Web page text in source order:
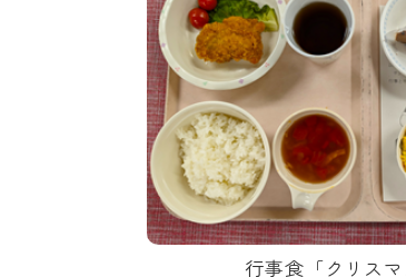
行事食「クリスマ